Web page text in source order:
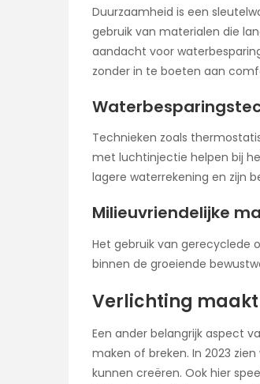
Duurzaamheid is een
gebruik van materialen die
aandacht voor
zonder in te boeten aan
Technieken zoals
met luchtinjectie helpen bij
lagere waterrekening en zijn
Milieuvriendelijke
Het gebruik van gerecyclede
binnen de groeiende
Verlichting maakt
Een ander belangrijk aspect
maken of breken. In 2023
kunnen creëren. Ook hier